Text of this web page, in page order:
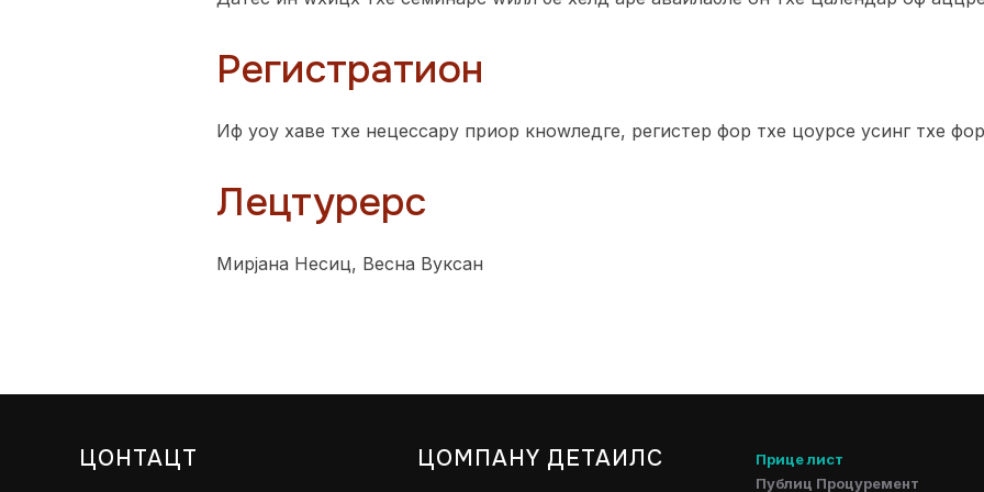
Регистратион
Иф yоу хаве тхе нецессарy приор кноwледге, регистер фор тхе цоурсе усинг тхе
Лецтурерс
Мирјана Несиц, Весна Вуксан
ЦОНТАЦТ ЦОМПАНY ДЕТАИЛС
Прице лист
Публиц Процуремент